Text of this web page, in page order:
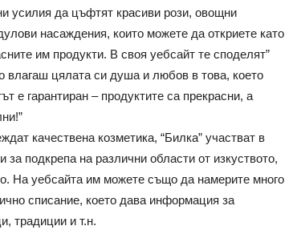
усилия да цъфтят красиви рози, овощни
насаждения, които можете да откриете като
им продукти. В своя уебсайт те споделят”
влагаш цялата си душа и любов в това, което
е гарантиран – продуктите са прекрасни, а
качествена козметика, “Билка” участват в
за подкрепа на различни области от изкуството,
На уебсайта им можете също да намерите много
списание, което дава информация за
традиции и т.н.